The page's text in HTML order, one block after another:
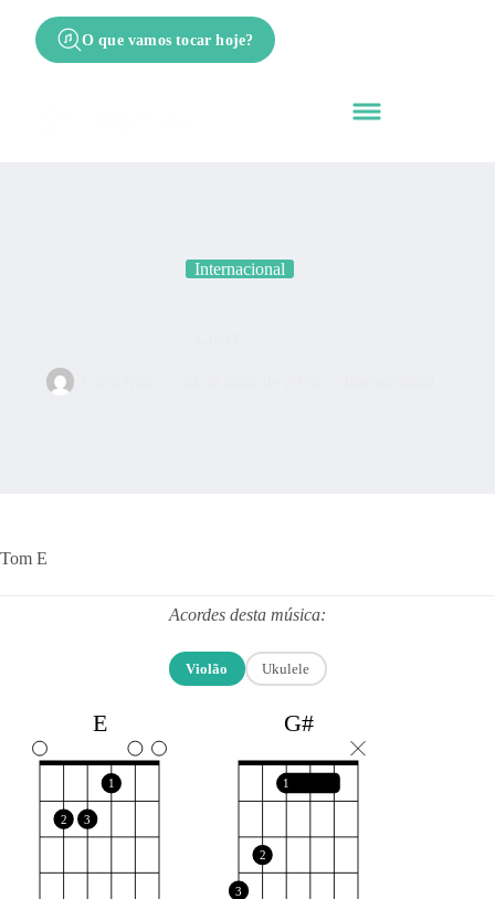
O que vamos tocar hoje?
Internacional
Tom E
Acordes desta música:
Violão Ukulele
E
2 3
1
G#
3
2
1